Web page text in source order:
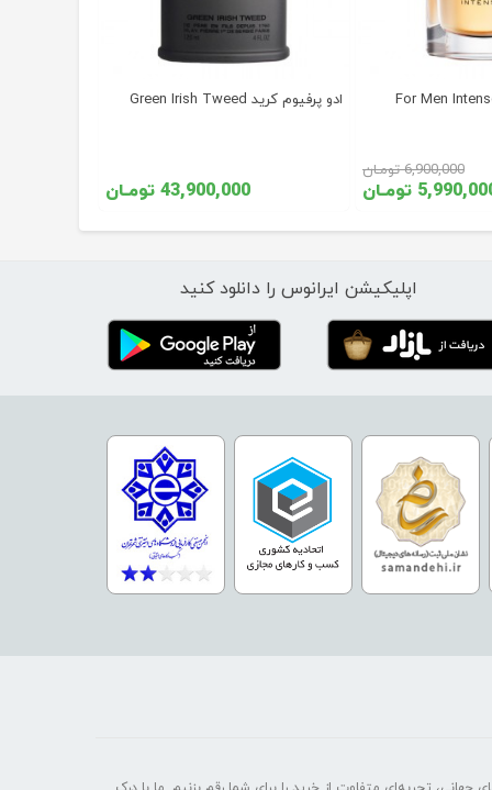
ادو پرفیوم کرید Green Irish Tweed
43,900,000 تومـان تومـان
6,900,000 تومـان
اپلیکیشن ایرانوس را دانلود کنید